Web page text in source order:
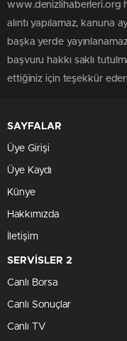
www.denizlihaberleri.org
alıntı yapılamaz, kanuna
başka yerde
başvuru hakkı saklı
ettiğiniz için teşekkür
SAYFALAR
Üye Girişi
Üye Kaydı
Künye
Hakkımızda
İletişim
SERVİSLER 2
Canlı Borsa
Canlı Sonuçlar
Canlı TV